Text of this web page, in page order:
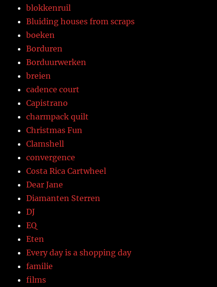
blokkenruil
Bluiding houses from scraps
boeken
Borduren
Borduurwerken
breien
cadence court
Capistrano
charmpack quilt
Christmas Fun
Clamshell
convergence
Costa Rica Cartwheel
Dear Jane
Diamanten Sterren
DJ
EQ
Eten
Every day is a shopping day
familie
films